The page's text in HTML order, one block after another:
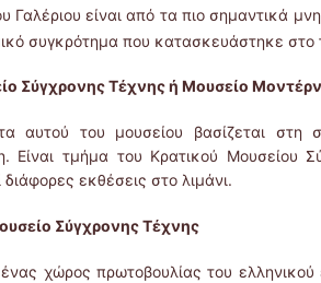
Γαλέριου είναι από τα πιο σημαντικά
συγκρότημα που κατασκευάστηκε στο
Σύγχρονης Τέχνης ή Μουσείο
αυτού του μουσείου βασίζεται
Είναι τμήμα του Κρατικού Μουσείου
διάφορες εκθέσεις στο λιμάνι.
Σύγχρονης Τέχνης
χώρος πρωτοβουλίας του ελληνικού